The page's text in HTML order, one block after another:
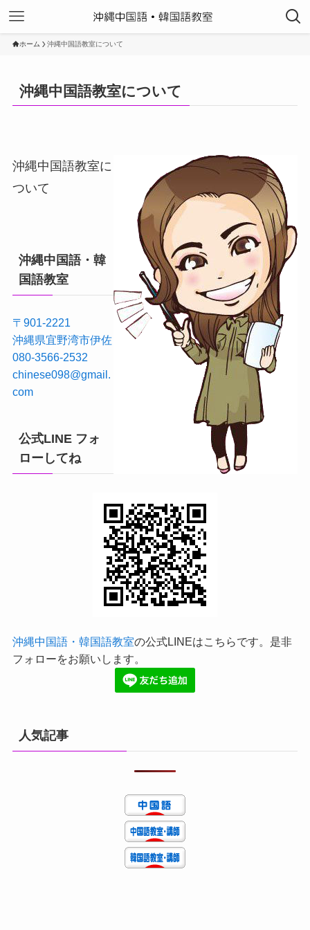
ホーム 沖縄中国語教室について
沖縄中国語教室について
沖縄中国語教室に
ついて
沖縄中国語・韓
国語教室
〒901-2221
沖縄県宜野湾市伊佐
080-3566-2532
chinese098@gmail.
com
公式LINE フォ
ローしてね
沖縄中国語・韓国語教室の公式LINEはこちらです。是非
フォローをお願いします。
人気記事